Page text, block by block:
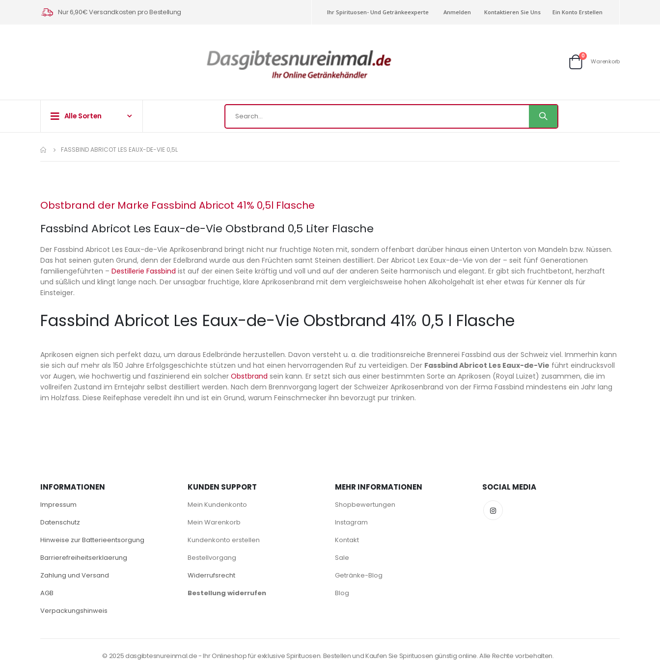
Nur 6,90€ Versandkosten pro Bestellung Ihr Spirituosen- Und Getränkeexperte Anmelden Kontaktieren Sie Uns Ein Konto Erstellen
Warenkorb
0Artikel
Warenkorb
Alle Sorten
FASSBIND ABRICOT LES EAUX-DE-VIE 0,5L
Obstbrand der Marke Fassbind Abricot 41% 0,5l Flasche
Fassbind Abricot Les Eaux-de-Vie Obstbrand 0,5 Liter Flasche
Der Fassbind Abricot Les Eaux-de-Vie Aprikosenbrand bringt nicht nur fruchtige Noten mit, sondern offenbart darüber hinaus einen Unterton von Mandeln bzw. Nüssen.
Das hat seinen guten Grund, denn der Edelbrand wurde aus den Früchten samt Steinen destilliert. Der Abricot Lex Eaux-de-Vie von der – seit fünf Generationen
familiengeführten – Destillerie Fassbind ist auf der einen Seite kräftig und voll und auf der anderen Seite harmonisch und elegant. Er gibt sich fruchtbetont, herzhaft
und süßlich und klingt lange nach. Der unsagbar fruchtige, klare Aprikosenbrand mit dem vergleichsweise hohen Alkoholgehalt ist eher etwas für Kenner als für
Einsteiger.
Fassbind Abricot Les Eaux-de-Vie Obstbrand 41% 0,5 l Flasche
Aprikosen eignen sich perfekt dazu, um daraus Edelbrände herzustellen. Davon versteht u. a. die traditionsreiche Brennerei Fassbind aus der Schweiz viel. Immerhin kann
sie sich auf mehr als 150 Jahre Erfolgsgeschichte stützen und hat einen hervorragenden Ruf zu verteidigen. Der Fassbind Abricot Les Eaux-de-Vie führt eindrucksvoll
vor Augen, wie hochwertig und faszinierend ein solcher Obstbrand sein kann. Er setzt sich aus einer bestimmten Sorte an Aprikosen (Royal Luizet) zusammen, die im
vollreifen Zustand im Erntejahr selbst destilliert werden. Nach dem Brennvorgang lagert der Schweizer Aprikosenbrand von der Firma Fassbind mindestens ein Jahr lang
im Holzfass. Diese Reifephase veredelt ihn und ist ein Grund, warum Feinschmecker ihn bevorzugt pur trinken.
INFORMATIONEN
Impressum
Datenschutz
Hinweise zur Batterieentsorgung
Barrierefreiheitserklaerung
Zahlung und Versand
AGB
Verpackungshinweis
KUNDEN SUPPORT
Mein Kundenkonto
Mein Warenkorb
Kundenkonto erstellen
Bestellvorgang
Widerrufsrecht
Bestellung widerrufen
MEHR INFORMATIONEN
Shopbewertungen
Instagram
Kontakt
Sale
Getränke-Blog
Blog
SOCIAL MEDIA
© 2025 dasgibtesnureinmal.de - Ihr Onlineshop für exklusive Spirituosen. Bestellen und Kaufen Sie Spirituosen günstig online. Alle Rechte vorbehalten.